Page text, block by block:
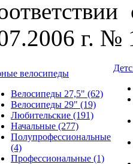
г.
велосипеды
Велосипеды 27,5" (62)
Велосипеды 29" (19)
Любительские (191)
Начальные (277)
Полупрофессиональные
(4)
Профессиональные (1)